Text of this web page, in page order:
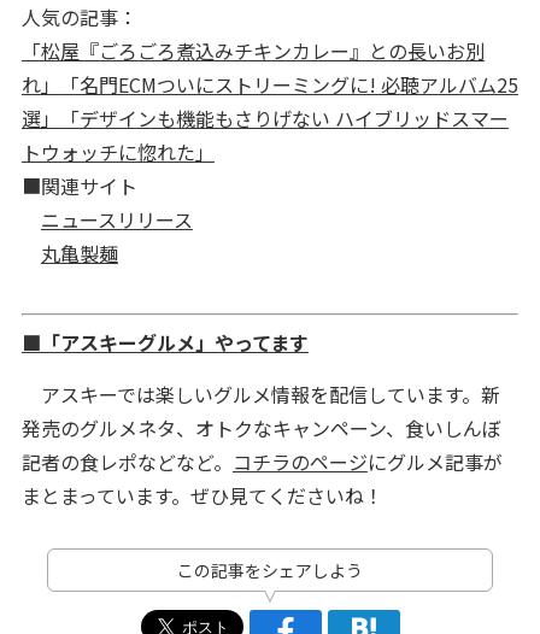
人気の記事：
「松屋『ごろごろ煮込みチキンカレー』との長いお別
れ」
「名門ECMついにストリーミングに! 必聴アルバム25
選」
「デザインも機能もさりげない ハイブリッドスマー
トウォッチに惚れた」
■関連サイト
ニュースリリース
丸亀製麺
■「アスキーグルメ」やってます
アスキーでは楽しいグルメ情報を配信しています。新
発売のグルメネタ、オトクなキャンペーン、食いしんぼ
記者の食レポなどなど。 コチラのページにグルメ記事が
まとまっています。ぜひ見てくださいね！
この記事をシェアしよう